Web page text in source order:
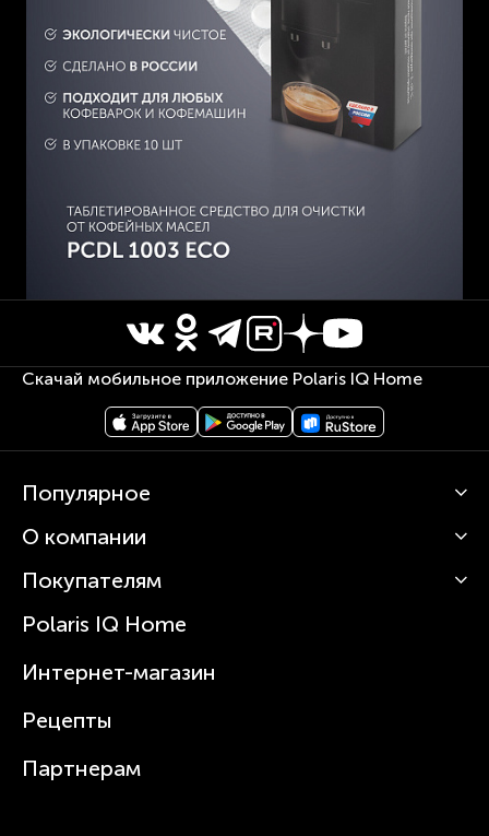
Скачай мобильное приложение Polaris IQ Home
Популярное
Кофемашины
Вертикальные пылесосы
Зубные щетки и ирригаторы
Увлажнители
Посуда
О компании
О Polaris
Статьи
Покупателям
Сервисные центры
Где купить
Polaris IQ Home
Интернет-магазин
Рецепты
Партнерам